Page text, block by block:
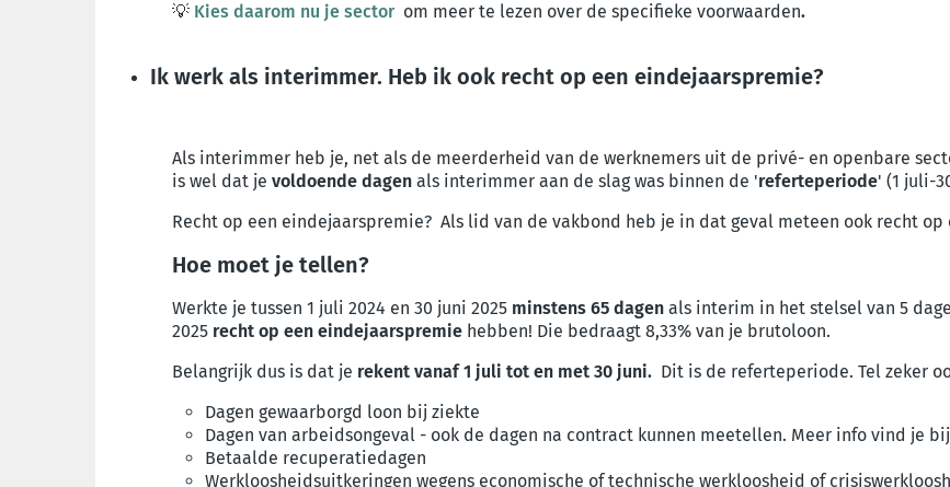
💡 Kies daarom nu je sector om meer te lezen over de specifieke voorwaarden.
Ik werk als interimmer. Heb ik ook recht op een eindejaarspremie?
Als interimmer heb je, net als de meerderheid van de werknemers uit de privé- en openbare
is wel dat je voldoende dagen als interimmer aan de slag was binnen de 'referteperiode' (1 juli-
Recht op een eindejaarspremie? Als lid van de vakbond heb je in dat geval meteen ook recht op
Hoe moet je tellen?
Werkte je tussen 1 juli 2024 en 30 juni 2025 minstens 65 dagen als interim in het stelsel van 5
2025 recht op een eindejaarspremie hebben! Die bedraagt 8,33% van je brutoloon.
Belangrijk dus is dat je rekent vanaf 1 juli tot en met 30 juni. Dit is de referteperiode. Tel zeker
Dagen gewaarborgd loon bij ziekte
Dagen van arbeidsongeval - ook de dagen na contract kunnen meetellen. Meer info vind je
Betaalde recuperatiedagen
Werkloosheidsuitkeringen wegens economische of technische werkloosheid of